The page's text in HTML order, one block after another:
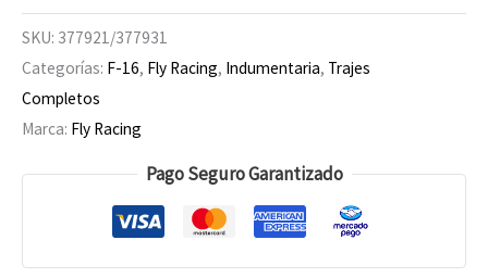
SKU: 377921/377931
Categorías: F-16, Fly Racing, Indumentaria, Trajes
Completos
Marca: Fly Racing
Pago Seguro Garantizado